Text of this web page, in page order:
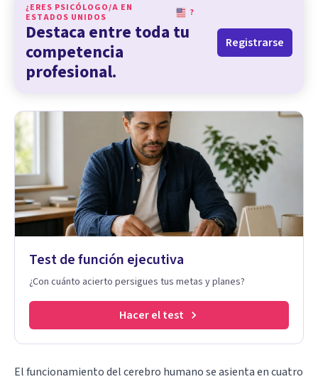
¿ERES PSICÓLOGO/A EN
ESTADOS UNIDOS
?
Destaca entre toda tu
competencia
profesional.
Registrarse
Test de función ejecutiva
¿Con cuánto acierto persigues tus metas y planes?
Hacer el test
El funcionamiento del cerebro humano se asienta en cuatro